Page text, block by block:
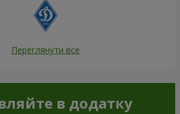
Переглянути все
в додатку